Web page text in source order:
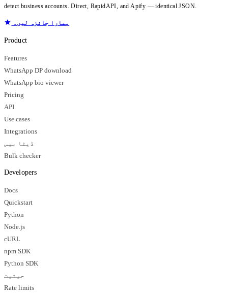
detect business accounts. Direct, RapidAPI, and Apify — identical JSON.
ہمارا جائزہ لیں۔
Product
Features
WhatsApp DP download
WhatsApp bio viewer
Pricing
API
Use cases
Integrations
ڈیٹا بیس
Bulk checker
Developers
Docs
Quickstart
Python
Node.js
cURL
npm SDK
Python SDK
حیثیت
Rate limits